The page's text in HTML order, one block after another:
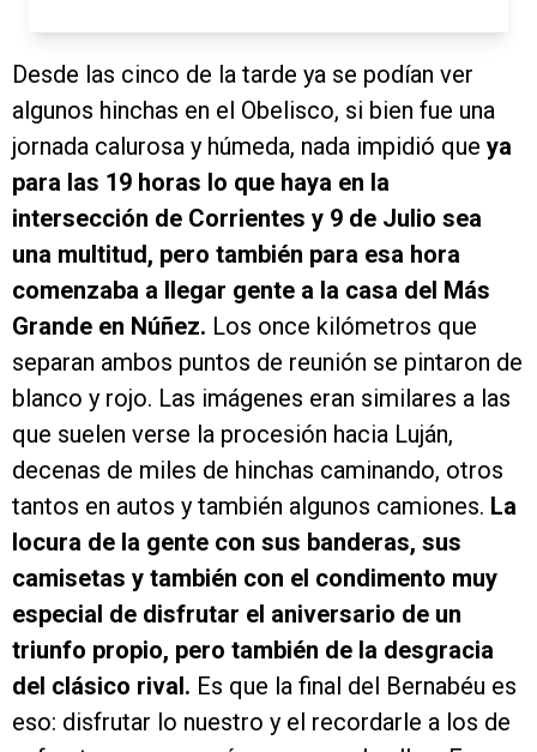
Desde las cinco de la tarde ya se podían ver
algunos hinchas en el Obelisco, si bien fue una
jornada calurosa y húmeda, nada impidió que ya
para las 19 horas lo que haya en la
intersección de Corrientes y 9 de Julio sea
una multitud, pero también para esa hora
comenzaba a llegar gente a la casa del Más
Grande en Núñez. Los once kilómetros que
separan ambos puntos de reunión se pintaron de
blanco y rojo. Las imágenes eran similares a las
que suelen verse la procesión hacia Luján,
decenas de miles de hinchas caminando, otros
tantos en autos y también algunos camiones. La
locura de la gente con sus banderas, sus
camisetas y también con el condimento muy
especial de disfrutar el aniversario de un
triunfo propio, pero también de la desgracia
del clásico rival. Es que la final del Bernabéu es
eso: disfrutar lo nuestro y el recordarle a los de